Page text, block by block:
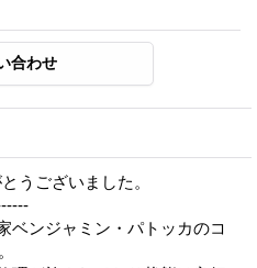
うございました。
ベンジャミン・パトッカのコ